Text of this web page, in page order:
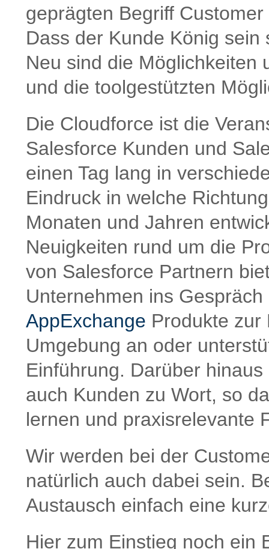
geprägten Begriff
Dass der Kunde König
Neu sind die Möglichkeiten
und die toolgestützten
Die Cloudforce ist die
Salesforce Kunden und
einen Tag lang in
Eindruck in welche
Monaten und Jahren
Neuigkeiten rund um die
von Salesforce Partnern
Unternehmen ins
AppExchange Produkte zur
Umgebung an oder
Einführung. Darüber
auch Kunden zu Wort, so
lernen und praxisrelevante
Wir werden bei der
natürlich auch dabei sein.
Austausch einfach eine
Hier zum Einstieg noch ein